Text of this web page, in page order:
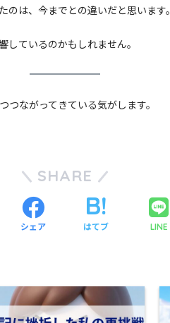
のは、今までとの違いだと思います。
ているのかもしれません。
ながってきている気がします。
SHARE
シェア はてブ LINE